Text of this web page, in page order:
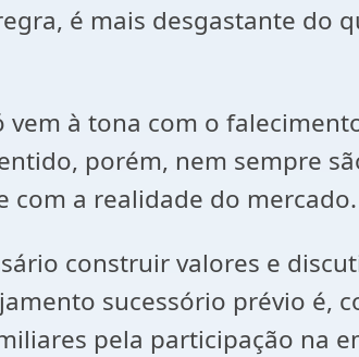
é mais desgastante do
à tona com o
porém, nem sempre
com a realidade do mercado.
construir valores e
sucessório prévio é,
pela participação na